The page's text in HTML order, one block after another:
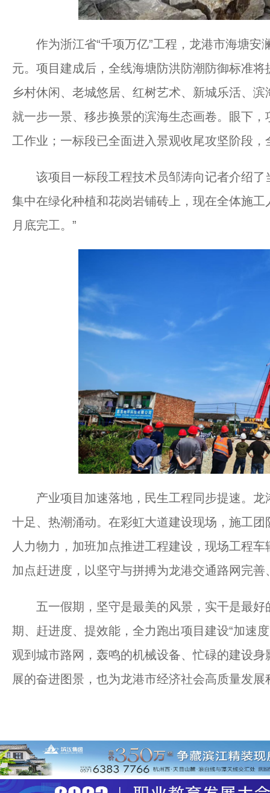
作为浙江省“千项万亿”工程，龙港市海塘安
元。项目建成后，全线海塘防洪防潮防御标准
乡村休闲、老城悠居、红树艺术、新城乐活、
就一步一景、移步换景的滨海生态画卷。眼下
工作业；一标段已全面进入景观收尾攻坚阶段
该项目一标段工程技术员邹涛向记者介绍了
集中在绿化种植和花岗岩铺砖上，现在全体施
月底完工。”
产业项目加速落地，民生工程同步提速。龙
十足、热潮涌动。在彩虹大道建设现场，施工
人力物力，加班加点推进工程建设，现场工程
加点赶进度，以坚守与拼搏为龙港交通路网完
五一假期，坚守是最美的风景，实干是最好
期、赶进度、提效能，全力跑出项目建设“加速
观到城市路网，轰鸣的机械设备、忙碌的建设
展的奋进图景，也为龙港市经济社会高质量发展